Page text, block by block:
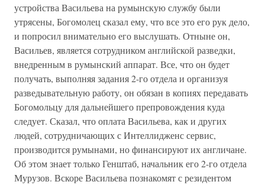
устройства Васильева на румынскую службу были
утрясены, Богомолец сказал ему, что все это его рук дело,
и попросил внимательно его выслушать. Отныне он,
Васильев, является сотрудником английской разведки,
внедренным в румынский аппарат. Все, что он будет
получать, выполняя задания 2-го отдела и организуя
разведывательную работу, он обязан в копиях передавать
Богомольцу для дальнейшего препровождения куда
следует. Сказал, что оплата Васильева, как и других
людей, сотрудничающих с Интеллидженс сервис,
производится румынами, но финансируют их англичане.
Об этом знает только Генштаб, начальник его 2-го отдела
Мурузов. Вскоре Васильева познакомят с резидентом